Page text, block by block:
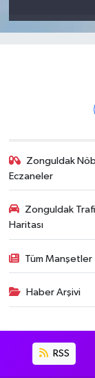
Zonguldak
Eczaneler
Zonguldak
Haritası
Tüm Manşetler
Haber Arşivi
RSS